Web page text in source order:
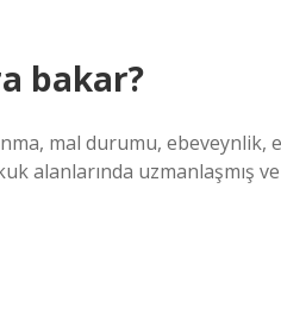
bakar?
mal durumu, ebeveynlik,
alanlarında uzmanlaşmış